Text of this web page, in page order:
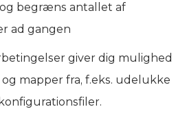
begræns antallet af
ad gangen
giver dig mulighed
mapper fra, f.eks. udelukke